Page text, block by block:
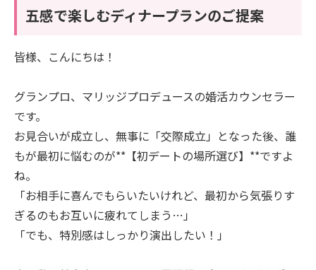
五感で楽しむディナープランのご提案
皆様、こんにちは！
グランプロ、マリッジプロデュースの婚活カウンセラー
です。
お見合いが成立し、無事に「交際成立」となった後、誰
もが最初に悩むのが**【初デートの場所選び】**ですよ
ね。
「お相手に喜んでもらいたいけれど、最初から気張りす
ぎるのもお互いに疲れてしまう…」
「でも、特別感はしっかり演出したい！」